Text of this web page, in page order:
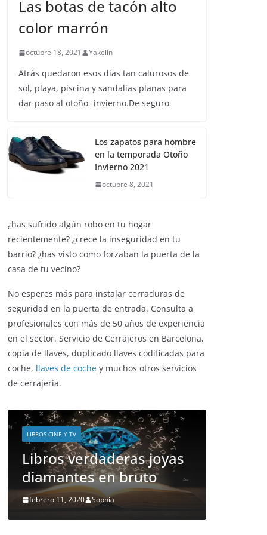
ZAPATOS Y COMPLEMENTOS
color marrón
octubre 18, 2021 Yakelin
Atrás quedaron esos días tan calurosos de
Los zapatos para hombre
octubre 8, 2021
¿has sufrido algún robo en tu hogar
recientemente? ¿crece la inseguridad en tu
barrio? ¿has visto como forzaban la puerta de la
casa de tu vecino?
seguridad en la puerta de entrada. Consulta a
profesionales con más de 50 años de experiencia
en el sector. Servicio de Cerrajeros en Barcelona,
copia de llaves, duplicado llaves codificadas para
coche,llaves de cochey muchos otros servicios
de cerrajería.